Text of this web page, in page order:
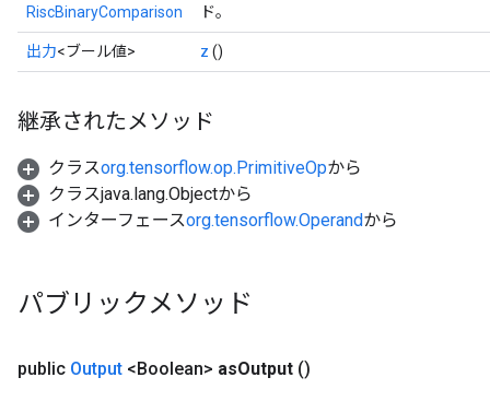
RiscBinaryComparison
ド。
出力<ブール値> z ()
継承されたメソッド
クラスorg.tensorflow.op.PrimitiveOpから
クラスjava.lang.Objectから
インターフェースorg.tensorflow.Operandから
パブリックメソッド
public Output <Boolean> asOutput ()